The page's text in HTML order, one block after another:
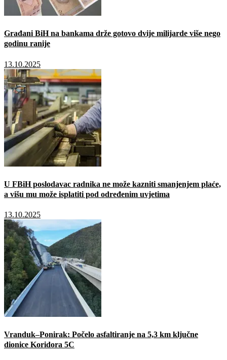
Građani BiH na bankama drže gotovo dvije milijarde više nego
godinu ranije
13.10.2025
U FBiH poslodavac radnika ne može kazniti smanjenjem plaće,
a višu mu može isplatiti pod određenim uvjetima
13.10.2025
Vranduk–Ponirak: Počelo asfaltiranje na 5,3 km ključne
dionice Koridora 5C